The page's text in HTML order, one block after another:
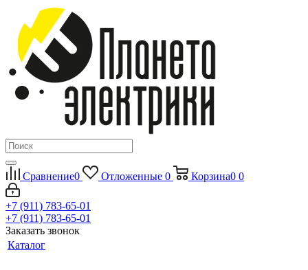
Сравнение0 Отложенные 0 Корзина0 0
+7 (911) 783-65-01
+7 (911) 783-65-01
Заказать звонок
Каталог